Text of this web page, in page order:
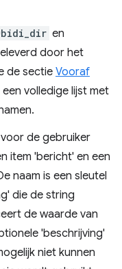
en
door het
de sectie Vooraf
volledige lijst met
de gebruiker
item 'bericht' en een
naam is een sleutel
die de string
de waarde van
'beschrijving'
niet kunnen